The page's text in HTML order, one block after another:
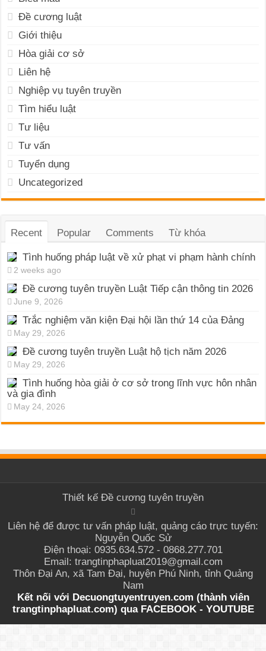
Đề cương luật
Giới thiệu
Hòa giải cơ sở
Liên hệ
Nghiệp vụ tuyên truyền
Tìm hiểu luật
Tư liệu
Tư vấn
Tuyển dụng
Uncategorized
Recent Popular Comments Từ khóa
Tình huống pháp luật về xử phạt vi phạm hành chính
2 weeks ago
Đề cương tuyên truyền Luật Tiếp cận thông tin 2026
June 9, 2026
Trắc nghiệm văn kiện Đại hội lần thứ 14 của Đảng
May 29, 2026
Đề cương tuyên truyền Luật hộ tịch năm 2026
May 29, 2026
Tình huống hòa giải ở cơ sở trong lĩnh vực hôn nhân
và gia đình
May 24, 2026
Thiết kế Đề cương tuyên truyền
Liên hệ để được tư vấn pháp luật, quảng cáo trực tuyến:
Nguyễn Quốc Sử
Điện thoại: 0935.634.572 - 0868.277.701
Email: trangtinphapluat2019@gmail.com
Thôn Đại An, xã Tam Đại, huyện Phú Ninh, tỉnh Quảng
Nam
Kết nối với Decuongtuyentruyen.com (thành viên
trangtinphapluat.com) quaFACEBOOK- YOUTUBE